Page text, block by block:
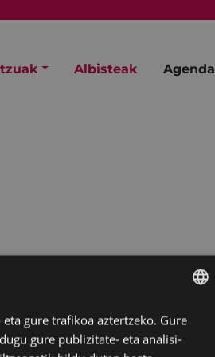
Albisteak Agenda
BASQUE
SPANISH
gure trafikoa aztertzeko. Gure
gure publizitate- eta analisi-